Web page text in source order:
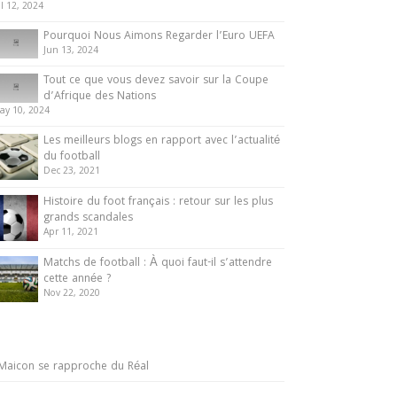
12, 2024
Pourquoi Nous Aimons Regarder l’Euro UEFA
Jun 13, 2024
Tout ce que vous devez savoir sur la Coupe
d’Afrique des Nations
10, 2024
Les meilleurs blogs en rapport avec l’actualité
du football
Dec 23, 2021
Histoire du foot français : retour sur les plus
grands scandales
Apr 11, 2021
Matchs de football : À quoi faut-il s’attendre
cette année ?
Nov 22, 2020
se rapproche du Réal